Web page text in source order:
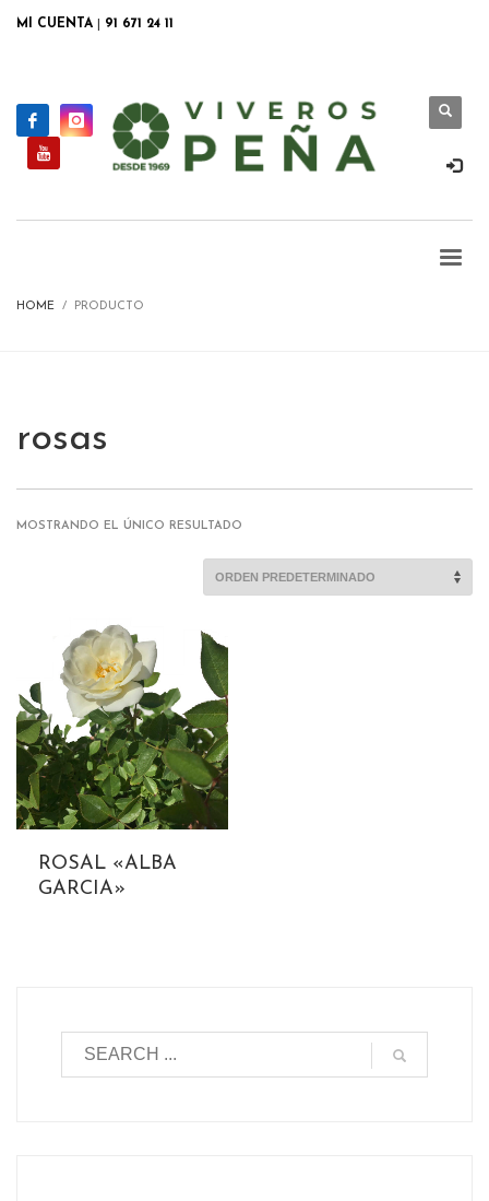
MI CUENTA 91 671 24 11
HOME PRODUCTO
rosas
MOSTRANDO EL ÚNICO RESULTADO
ROSAL «ALBA
GARCIA»